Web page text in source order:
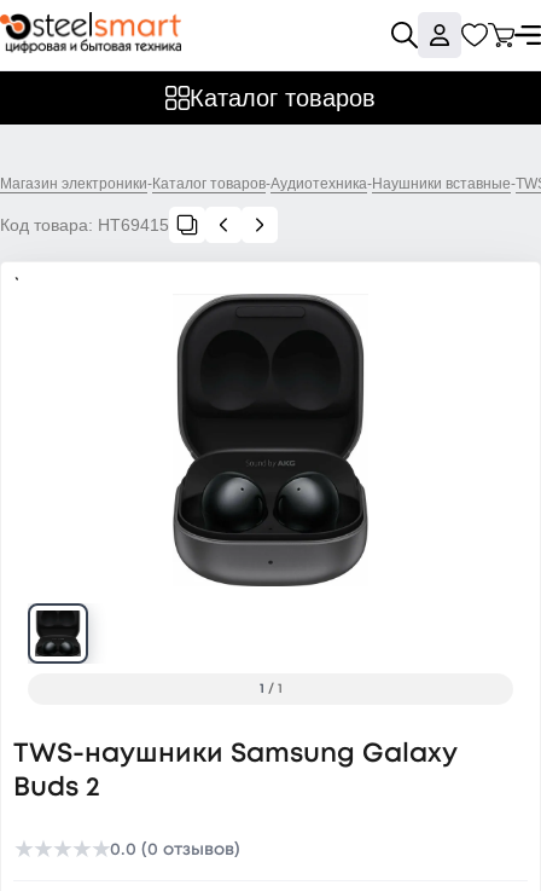
Каталог товаров
Магазин электроники-Каталог товаров-Аудиотехника-Наушники вставные-
Код товара: НТ69415
1 / 1
TWS-наушники Samsung Galaxy
Buds 2
★★★★★0.0 (0 отзывов)